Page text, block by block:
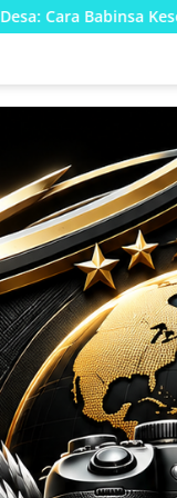
Rangkul Warga